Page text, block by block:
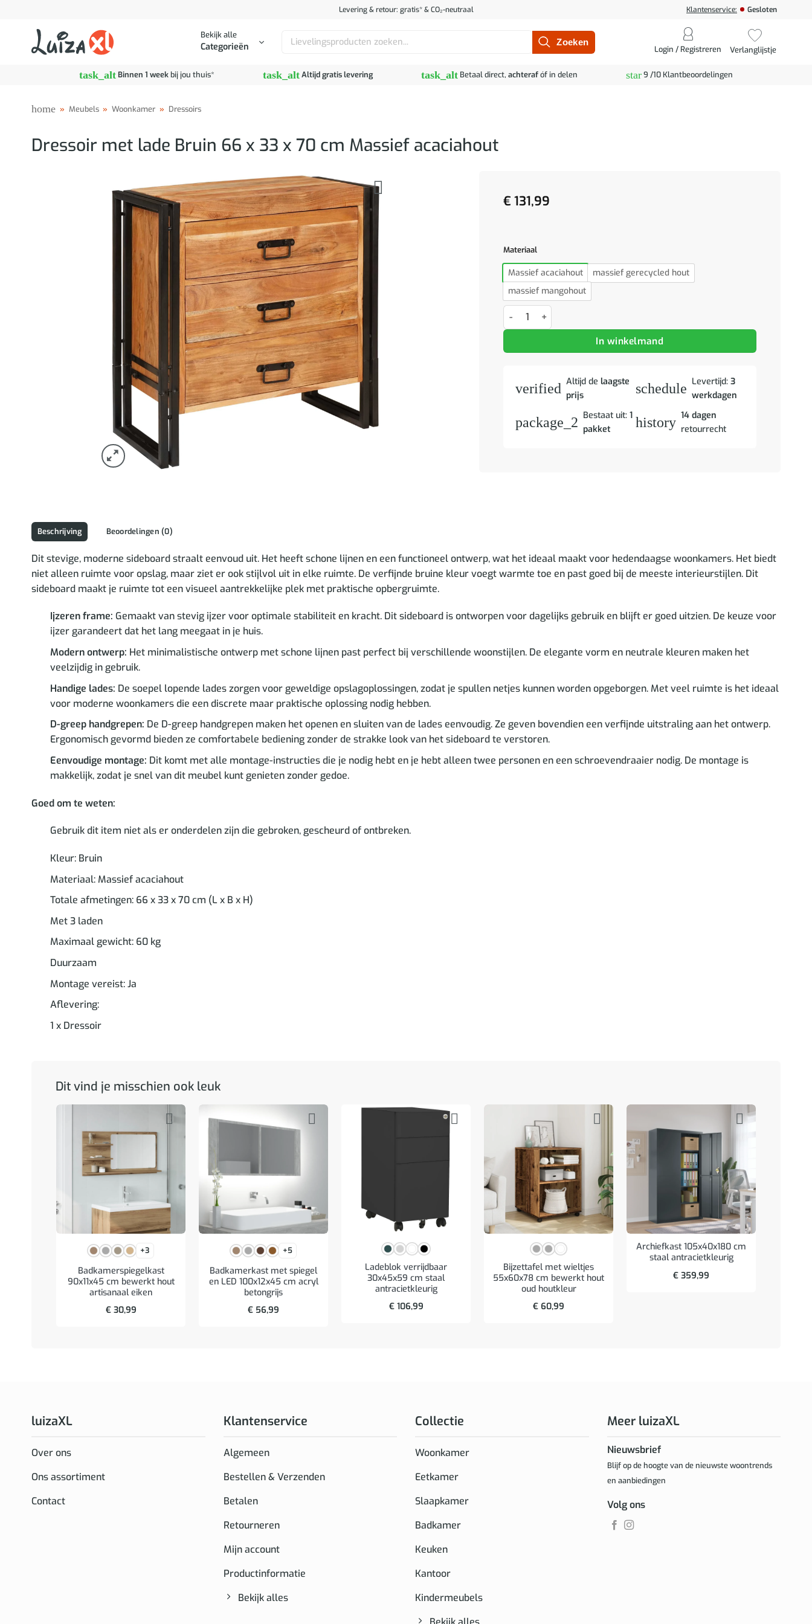
Levering & retour: gratis* & CO₂-neutraal Klantenservice: Gesloten
Bekijk alle
Categorieën
Zoeken
Login / Registreren Verlanglijstje
task_altBinnen 1 weekbij jou thuis* task_altAltijd gratis levering task_alt Betaal direct, achterafóf in delen star9 /10 Klantbeoordelingen
home » Meubels » Woonkamer » Dressoirs
Dressoir met lade Bruin 66 x 33 x 70 cm Massief acaciahout
€ 131,99
Materiaal
Massief acaciahout
massief gerecycled hout
massief mangohout
Dressoir met lade Bruin 66 x 33 x 70 cm Massief acaciahout aantal
In winkelmand
verified Altijd de laagste
prijs
schedule Levertijd:3
werkdagen
package_2 Bestaat uit: 1
pakket
history 14 dagen
retourrecht
Beschrijving Beoordelingen (0)
Dit stevige, moderne sideboard straalt eenvoud uit. Het heeft schone lijnen en een functioneel ontwerp, wat het ideaal maakt voor hedendaagse woonkamers. Het biedt
niet alleen ruimte voor opslag, maar ziet er ook stijlvol uit in elke ruimte. De verfijnde bruine kleur voegt warmte toe en past goed bij de meeste interieurstijlen. Dit
sideboard maakt je ruimte tot een visueel aantrekkelijke plek met praktische opbergruimte.
Ijzeren frame: Gemaakt van stevig ijzer voor optimale stabiliteit en kracht. Dit sideboard is ontworpen voor dagelijks gebruik en blijft er goed uitzien. De keuze voor
ijzer garandeert dat het lang meegaat in je huis.
Modern ontwerp: Het minimalistische ontwerp met schone lijnen past perfect bij verschillende woonstijlen. De elegante vorm en neutrale kleuren maken het
veelzijdig in gebruik.
Handige lades: De soepel lopende lades zorgen voor geweldige opslagoplossingen, zodat je spullen netjes kunnen worden opgeborgen. Met veel ruimte is het ideaal
voor moderne woonkamers die een discrete maar praktische oplossing nodig hebben.
D-greep handgrepen: De D-greep handgrepen maken het openen en sluiten van de lades eenvoudig. Ze geven bovendien een verfijnde uitstraling aan het ontwerp.
Ergonomisch gevormd bieden ze comfortabele bediening zonder de strakke look van het sideboard te verstoren.
Eenvoudige montage: Dit komt met alle montage-instructies die je nodig hebt en je hebt alleen twee personen en een schroevendraaier nodig. De montage is
makkelijk, zodat je snel van dit meubel kunt genieten zonder gedoe.
Goed om te weten:
Gebruik dit item niet als er onderdelen zijn die gebroken, gescheurd of ontbreken.
Kleur: Bruin
Materiaal: Massief acaciahout
Totale afmetingen: 66 x 33 x 70 cm (L x B x H)
Met 3 laden
Maximaal gewicht: 60 kg
Duurzaam
Montage vereist: Ja
Aflevering:
1 x Dressoir
Dit vind je misschien ook leuk
+3
Badkamerspiegelkast
90x11x45 cm bewerkt hout
artisanaal eiken
€30,99
+5
Badkamerkast met spiegel
en LED 100x12x45 cm acryl
betongrijs
€ 56,99
Ladeblok verrijdbaar
30x45x59 cm staal
antracietkleurig
€106,99
Bijzettafel met wieltjes
55x60x78 cm bewerkt hout
oud houtkleur
€ 60,99
Archiefkast 105x40x180 cm
staal antracietkleurig
€ 359,99
luizaXL
Over ons
Ons assortiment
Contact
Klantenservice
Algemeen
Bestellen & Verzenden
Betalen
Retourneren
Mijn account
Productinformatie
Bekijk alles
Collectie
Woonkamer
Eetkamer
Slaapkamer
Badkamer
Keuken
Kantoor
Kindermeubels
Meer luizaXL
Nieuwsbrief
Blijf op de hoogte van de nieuwste woontrends
en aanbiedingen
Volg ons